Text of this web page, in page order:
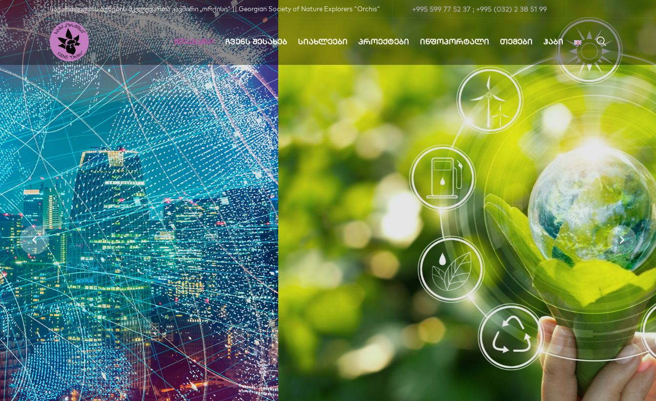
საქართველოს ბუნების მკვლევართა კავშირი „ორქისი" || Georgian Society of Nature Explorers "Orchis" +995 599 77 52 37 ; +995 (032) 2 38 51 99
ᲛᲗᲐᲕᲐᲠᲘ ᲩᲕᲔᲜᲡ ᲨᲔᲡᲐᲮᲔᲑ ᲡᲘᲐᲮᲚᲔᲔᲑᲘ ᲞᲠᲝᲔᲥᲢᲔᲑᲘ ᲘᲜᲤᲝᲞᲝᲠᲢᲐᲚᲘ ᲗᲔᲛᲔᲑᲘ ᲰᲐᲑᲘ
Მწვანე
Განვითარება
ჩვენი პლანეტის დასაცავად
პროექტების მხარდაჭერა